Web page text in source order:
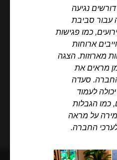
נגיעה
עבור סביבת
כמו פגישות
ארוחות
מארוזות. הצגה
מראים את
סעדה
לעמוד
כמו הגבלות
על מראה
החברה.